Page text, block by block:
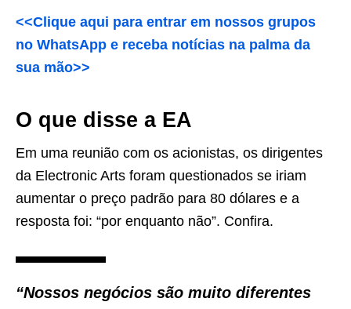
<<Clique aqui para entrar em nossos grupos
no WhatsApp e receba notícias na palma da
sua mão>>
O que disse a EA
Em uma reunião com os acionistas, os dirigentes
da Electronic Arts foram questionados se iriam
aumentar o preço padrão para 80 dólares e a
resposta foi: “por enquanto não”. Confira.
“Nossos negócios são muito diferentes